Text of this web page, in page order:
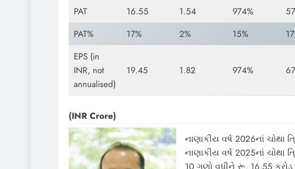
PAT
16.55 1.54 974%
PAT%
17% 2% 15%
EPS (in
INR, not
annualised)
19.45 1.82 974%
(INR Crore)
નાણાકીય વર્ષ 2026નાં ચોથા
નાણાકીય વર્ષ 2025નાં ચોથા
10 ગણો વધીને રૂ. 16.55 કરોડ